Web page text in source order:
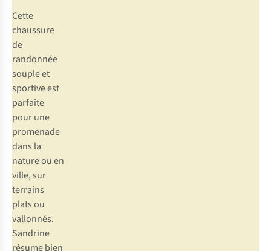
Cette
chaussure
de
randonnée
souple et
sportive est
parfaite
pour une
promenade
dans la
nature ou en
ville, sur
terrains
plats ou
vallonnés.
Sandrine
résume bien